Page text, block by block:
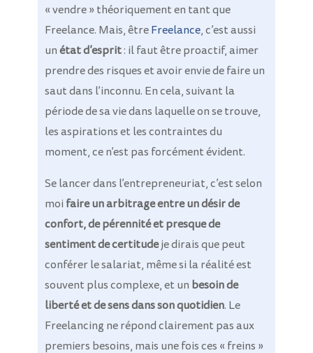
« vendre » théoriquement en tant que
Freelance. Mais, êtreFreelance, c’est aussi
unétat d’esprit: il faut être proactif, aimer
prendre des risques et avoir envie de faire un
saut dans l’inconnu. En cela, suivant la
période de sa vie dans laquelle on se trouve,
les aspirations et les contraintes du
moment, ce n’est pas forcément évident.
Se lancer dans l’entrepreneuriat, c’est selon
moi faire un arbitrage entre un désir de
confort, de pérennité et presque de
sentiment de certitudeje dirais que peut
conférer le salariat, même si la réalité est
souvent plus complexe, et un besoin de
liberté et de sens dans son quotidien. Le
Freelancing ne répond clairement pas aux
premiers besoins, mais une fois ces « freins »